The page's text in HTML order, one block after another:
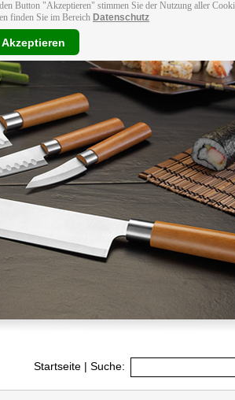
Button "Akzeptieren" stimmen Sie der Nutzung aller
finden Sie im Bereich Datenschutz
Akzeptieren
Startseite | Suche: